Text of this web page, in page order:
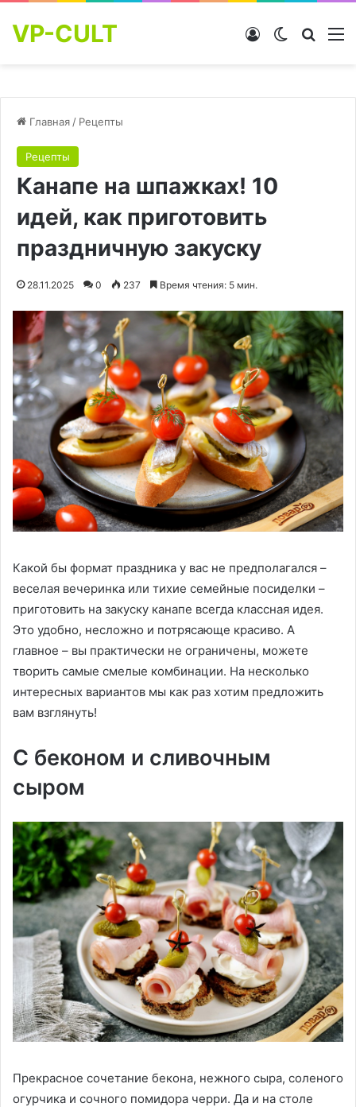
VP-CULT Switch skin
Войти
Главная / Рецепты
Рецепты
Канапе на шпажках! 10
идей, как приготовить
праздничную закуску
28.11.2025 0 237 Время чтения: 5 мин.
Какой бы формат праздника у вас не предполагался –
веселая вечеринка или тихие семейные посиделки –
приготовить на закуску канапе всегда классная идея.
Это удобно, несложно и потрясающе красиво. А
главное – вы практически не ограничены, можете
творить самые смелые комбинации. На несколько
интересных вариантов мы как раз хотим предложить
вам взглянуть!
С беконом и сливочным
сыром
Прекрасное сочетание бекона, нежного сыра, соленого
огурчика и сочного помидора черри. Да и на столе